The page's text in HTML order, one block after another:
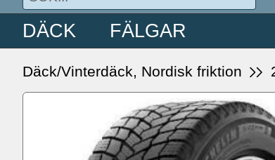
DÄCK
FÄLGAR
Däck/Vinterdäck, Nordisk friktion